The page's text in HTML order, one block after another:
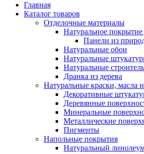
Главная
Каталог товаров
Отделочные материалы
Натуральное покрытие
Панели из
Натуральные обои
Натуральные
Натуральные
Дранка из дерева
Натуральные краски, масла
Декоративные
Деревянные
Минеральные
Металлические
Пигменты
Напольные покрытия
Натуральный